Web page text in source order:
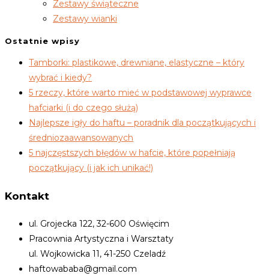
Zestawy świąteczne
Zestawy wianki
Ostatnie wpisy
Tamborki: plastikowe, drewniane, elastyczne – który
wybrać i kiedy?
5 rzeczy, które warto mieć w podstawowej wyprawce
hafciarki (i do czego służą)
Najlepsze igły do haftu – poradnik dla początkujących i
średniozaawansowanych
5 najczęstszych błędów w hafcie, które popełniają
początkujący (i jak ich unikać!)
Kontakt
ul. Grojecka 122, 32-600 Oświęcim
Pracownia Artystyczna i Warsztaty
ul. Wojkowicka 11, 41-250 Czeladź
haftowababa@gmail.com